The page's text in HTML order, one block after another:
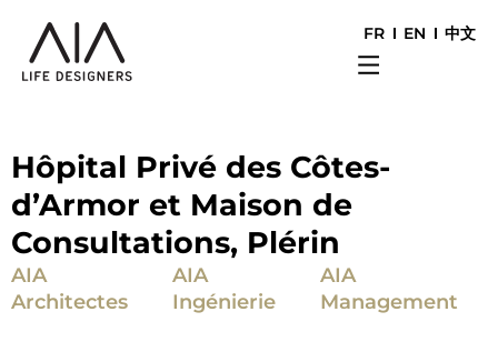
FR EN 中文
Hôpital Privé des Côtes-
d’Armor et Maison de
Consultations, Plérin
AIA
Architectes
AIA
Ingénierie
AIA
Management